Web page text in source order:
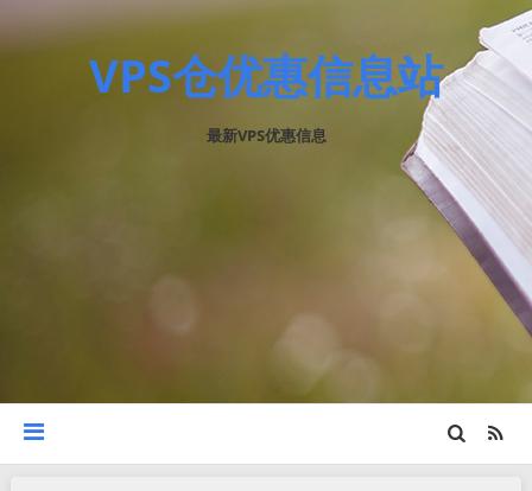
VPS仓优惠信息站
最新VPS优惠信息